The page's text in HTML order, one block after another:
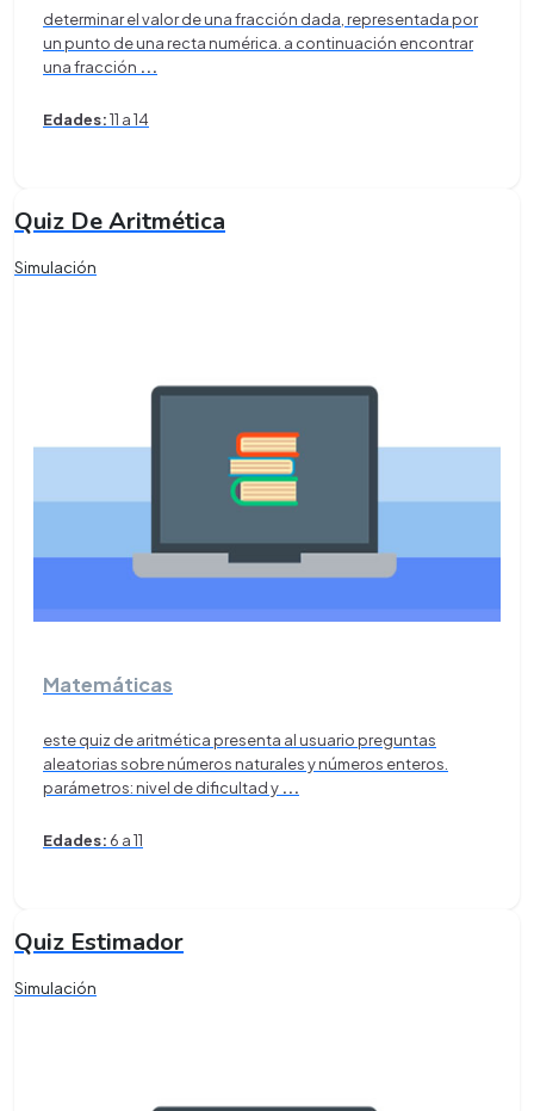
determinar el valor de una fracción dada, representada por
un punto de una recta numérica. a continuación encontrar
una fracción ...
Edades:11 a 14
Quiz De Aritmética
Simulación
Matemáticas
este quiz de aritmética presenta al usuario preguntas
aleatorias sobre números naturales y números enteros.
parámetros: nivel de dificultad y ...
Edades: 6 a 11
Quiz Estimador
Simulación